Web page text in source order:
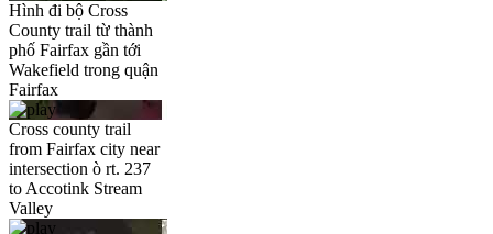
Hình đi bộ Cross
County trail từ thành
phố Fairfax gần tới
Wakefield trong quận
Fairfax
Cross county trail
from Fairfax city near
intersection ò rt. 237
to Accotink Stream
Valley